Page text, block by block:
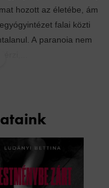
hozott az életébe, ám
falai közti
A paranoia nem